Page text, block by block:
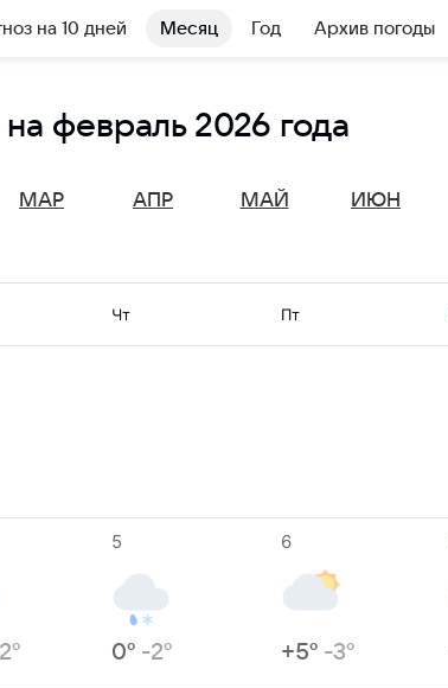
на 10 дней Месяц Год Архив погоды
февраль 2026 года
МАР АПР МАЙ ИЮН
Чт Пт
5
0° -2°
6
+5° -3°